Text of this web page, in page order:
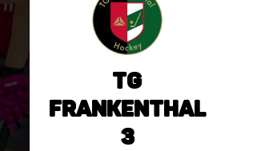
TG
Frankenthal
3